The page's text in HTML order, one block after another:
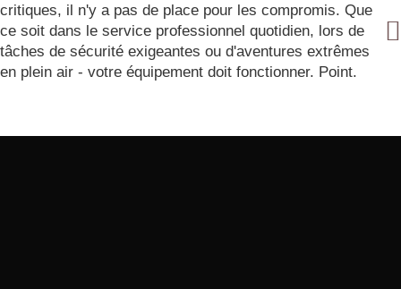
critiques, il n'y a pas de place pour les compromis. Que
ce soit dans le service professionnel quotidien, lors de
tâches de sécurité exigeantes ou d'aventures extrêmes
en plein air - votre équipement doit fonctionner. Point.